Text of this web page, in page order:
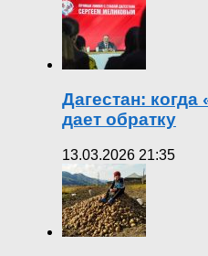
Дагестан: когда
дает обратку
13.03.2026 21:35